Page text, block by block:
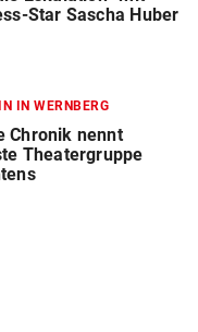
Star Sascha Huber
IN WERNBERG
Chronik nennt
Theatergruppe